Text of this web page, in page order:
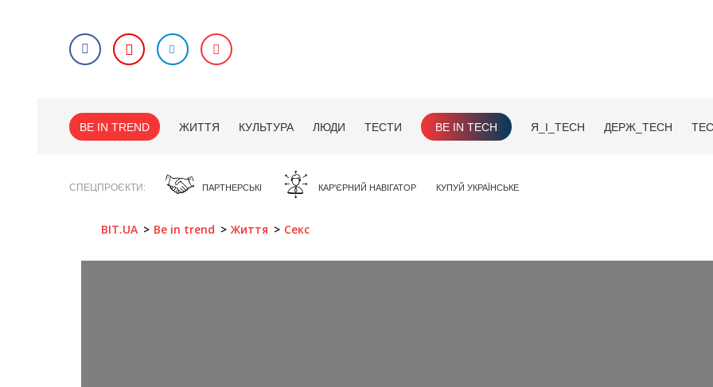
BE IN TREND ЖИТТЯ КУЛЬТУРА ЛЮДИ ТЕСТИ BE IN TECH Я_І_TECH ДЕРЖ_TECH
СПЕЦПРОЄКТИ ПАРТНЕРСЬКІ КАР'ЄРНИЙ НАВІГАТОР КУПУЙ УКРАЇНСЬКЕ
BIT.UA Be in trend Життя Секс